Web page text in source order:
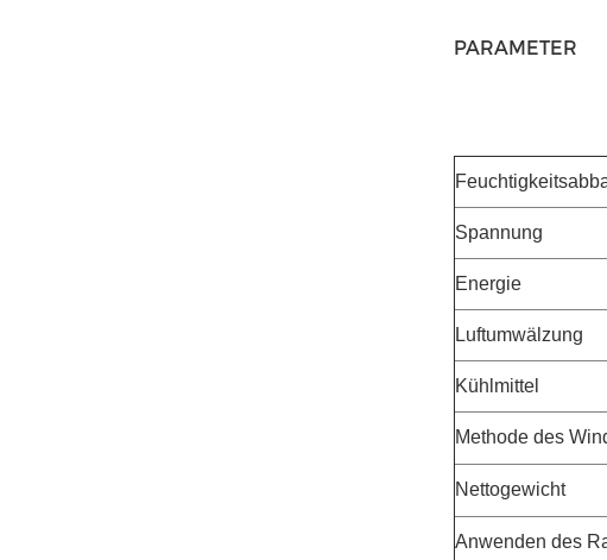
PARAMETER
Spannung
Energie
Luftumwälzung
Kühlmittel
Methode des
Nettogewicht
Anwenden des